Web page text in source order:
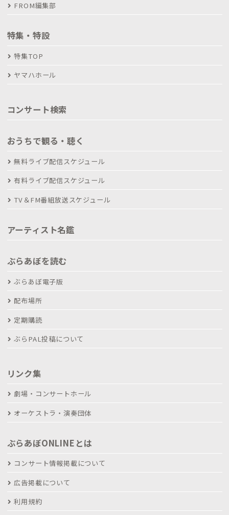
FROM編集部
特集・特設
特集TOP
ヤマハホール
コンサート検索
おうちで観る・聴く
無料ライブ配信スケジュール
有料ライブ配信スケジュール
TV＆FM番組放送スケジュール
アーティスト名鑑
ぶらあぼを読む
ぶらあぼ電子版
配布場所
定期購読
ぶらPAL投稿について
リンク集
劇場・コンサートホール
オーケストラ・演奏団体
ぶらあぼONLINEとは
コンサート情報掲載について
広告掲載について
利用規約